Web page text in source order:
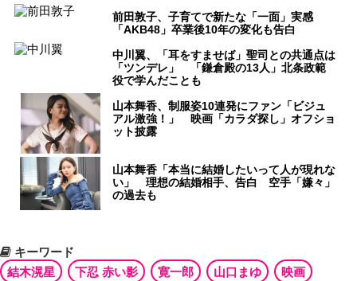
前田敦子、子育てで新たな「一面」実感
「AKB48」卒業後10年の変化も告白
中川翼、「耳をすませば」聖司との共通点は
「ツンデレ」 「鎌倉殿の13人」北条政範
役で学んだことも
山本舞香、制服姿10連発にファン「ビジュ
アル激強！」 映画「カラダ探し」オフショ
ット披露
山本舞香「本当に結婚したいって人が現れな
い」 理想の結婚相手、告白 空手「嫌々」
の過去も
キーワード
結木滉星
下忍 赤い影 寛一郎 山口まゆ 映画